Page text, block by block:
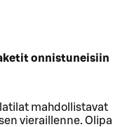
onnistuneisiin
mahdollistavat
vieraillenne. Olipa